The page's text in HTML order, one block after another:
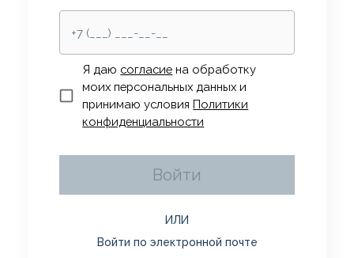
Я даю согласие на обработку
моих персональных данных и
принимаю условияПолитики
конфиденциальности
Войти
ИЛИ
Войти по электронной почте